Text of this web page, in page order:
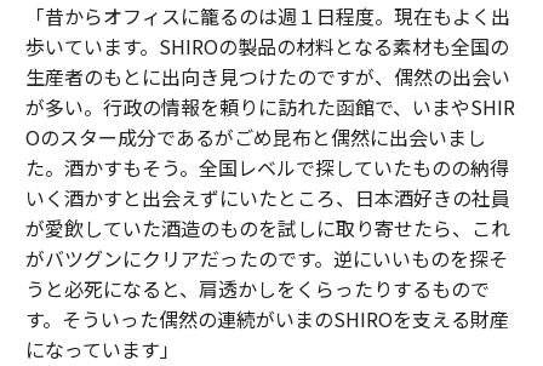
「昔からオフィスに籠るのは週１日程度。現在もよく出
歩いています。SHIROの製品の材料となる素材も全国の
生産者のもとに出向き見つけたのですが、偶然の出会い
が多い。行政の情報を頼りに訪れた函館で、いまやSHIR
Oのスター成分であるがごめ昆布と偶然に出会いまし
た。酒かすもそう。全国レベルで探していたものの納得
いく酒かすと出会えずにいたところ、日本酒好きの社員
が愛飲していた酒造のものを試しに取り寄せたら、これ
がバツグンにクリアだったのです。逆にいいものを探そ
うと必死になると、肩透かしをくらったりするもので
す。そういった偶然の連続がいまのSHIROを支える財産
になっています」